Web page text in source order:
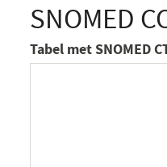
SNOMED
Tabel met SNOMED